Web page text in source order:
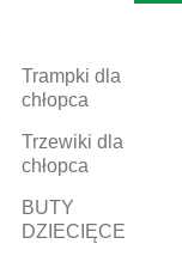
Trampki dla
chłopca
Trzewiki dla
chłopca
BUTY
DZIECIĘCE